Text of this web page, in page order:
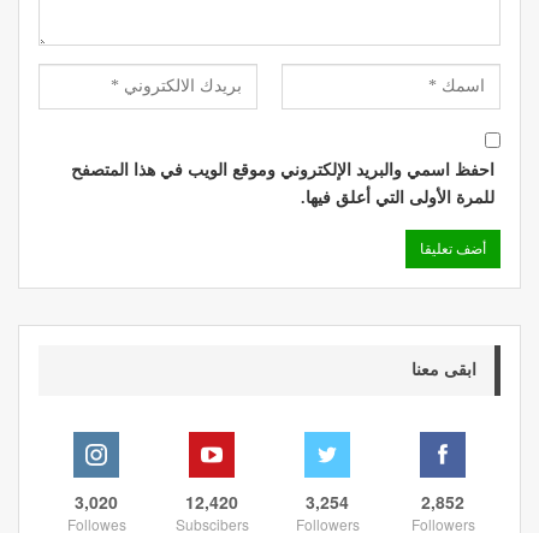
احفظ اسمي والبريد الإلكتروني وموقع الويب في هذا المتصفح
للمرة الأولى التي أعلق فيها.
ابقى معنا
2,852
Followers
3,254
Followers
12,420
Subscibers
3,020
Followes